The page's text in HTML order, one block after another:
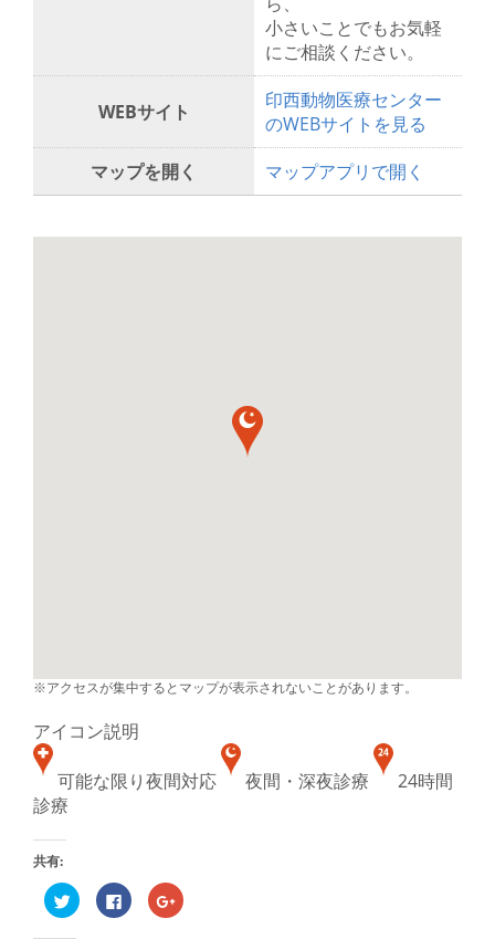
小さいことでもお気軽
にご相談ください。
WEBサイト
印西動物医療センター
のWEBサイトを見る
マップを開く
マップアプリで開く
※アクセスが集中するとマップが表示されないことがあります。
アイコン説明
可能な限り夜間対応 夜間・深夜診療
24時間
診療
共有:
ク
リ
Facebook
で
ク
リ